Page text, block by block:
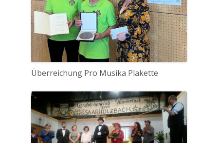
Überreichung Pro Musika Plakette